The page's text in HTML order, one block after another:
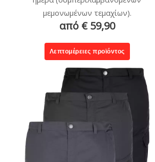
μεμονωμένων τεμαχίων).
από € 59,90
Λεπτομέρειες προϊόντος